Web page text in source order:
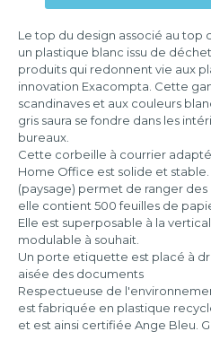
346x254x243
Le top du design associé au
un plastique blanc issu de
produits qui redonnent vie aux
innovation Exacompta. Cette
scandinaves et aux couleurs
gris saura se fondre dans les
bureaux.
Cette corbeille à courrier
Home Office est solide et
(paysage) permet de ranger
elle contient 500 feuilles de
Elle est superposable à la
modulable à souhait.
Un porte etiquette est placé à
aisée des documents
Respectueuse de
est fabriquée en plastique
et est ainsi certifiée Ange Bleu.